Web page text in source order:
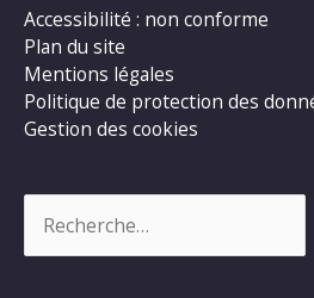
Accessibilité : non conforme
Plan du site
Mentions légales
Politique de protection des
Gestion des cookies